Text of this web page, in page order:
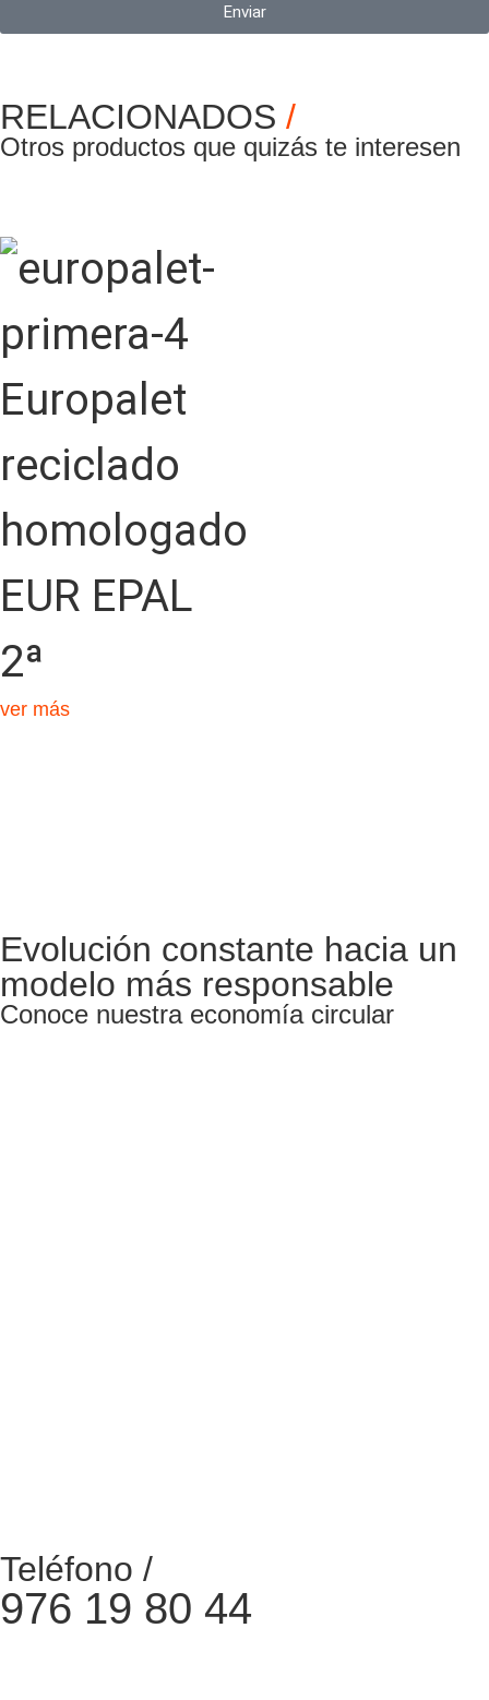
Enviar
RELACIONADOS /
Otros productos que quizás te interesen
Europalet
reciclado
homologado
EUR EPAL
2ª
ver más
Evolución constante hacia un
modelo más responsable
Conoce nuestra economía circular
Teléfono /
976 19 80 44